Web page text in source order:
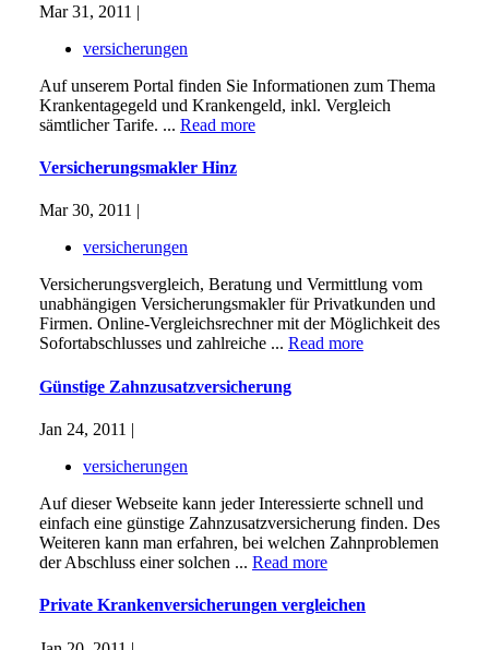
Mar 31, 2011 |
versicherungen
Auf unserem Portal finden Sie Informationen zum Thema
Krankentagegeld und Krankengeld, inkl. Vergleich
sämtlicher Tarife. ... Read more
Versicherungsmakler Hinz
Mar 30, 2011 |
versicherungen
Versicherungsvergleich, Beratung und Vermittlung vom
unabhängigen Versicherungsmakler für Privatkunden und
Firmen. Online-Vergleichsrechner mit der Möglichkeit des
Sofortabschlusses und zahlreiche ... Read more
Günstige Zahnzusatzversicherung
Jan 24, 2011 |
versicherungen
Auf dieser Webseite kann jeder Interessierte schnell und
einfach eine günstige Zahnzusatzversicherung finden. Des
Weiteren kann man erfahren, bei welchen Zahnproblemen
der Abschluss einer solchen ... Read more
Private Krankenversicherungen vergleichen